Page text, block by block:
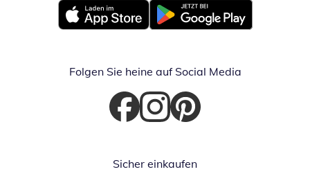
Öffnet in neuem FensterÖffnet in neuem Fenster
Folgen Sie heine auf Social Media
Öffnet in neuem Fenster
Öffnet in neuem Fenster
Öffnet in neuem Fenster
Sicher einkaufen